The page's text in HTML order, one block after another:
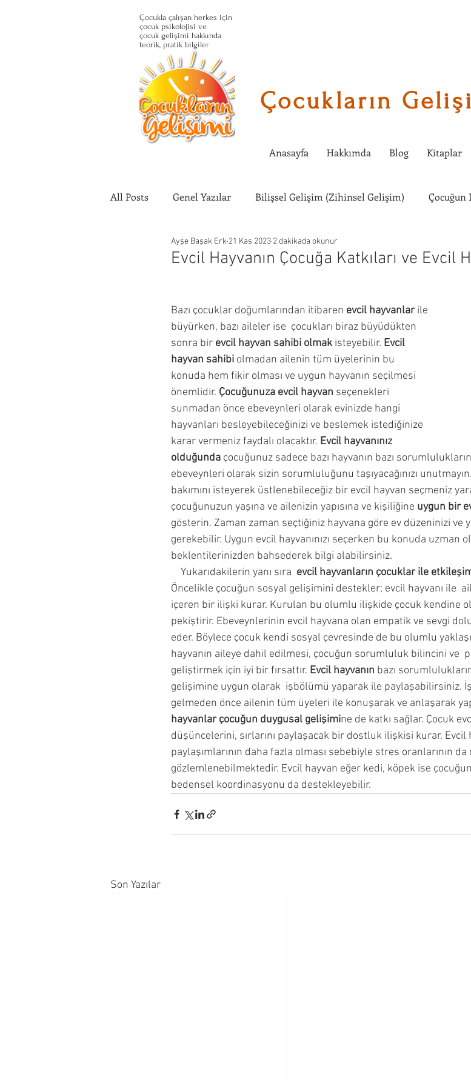
Çocukla çalışan herkes için
çocuk psikolojisi ve
çocuk gelişimi hakkında
teorik, pratik bilgiler
Çocukların
Anasayfa Hakkımda Blog Kitaplar
All Posts Genel Yazılar Bilişsel Gelişim (Zihinsel Gelişim) Çocuğun
Çocuğun Fiziksel Gelişimi Çocuklarda Sosyal Gelişim
Çocuğumla İletişim Kurmak Çocuğuma Nasıl Davranmalıyım?
Ergenlik Dönemi
Evcil Hayvanın Çocuğa Katkıları ve Evcil
Ayşe Başak Erk 21 Kas 2023 2 dakikada okunur
Bazı çocuklar doğumlarından itibaren evcil hayvanlar ile
büyürken, bazı aileler ise  çocukları biraz büyüdükten
sonra bir evcil hayvan sahibi olmak isteyebilir. Evcil
hayvan sahibi olmadan ailenin tüm üyelerinin bu
konuda hem fikir olması ve uygun hayvanın seçilmesi
önemlidir. Çocuğunuza evcil hayvan seçenekleri
sunmadan önce ebeveynleri olarak evinizde hangi
hayvanları besleyebileceğinizi ve beslemek istediğinize
karar vermeniz faydalı olacaktır. Evcil hayvanınız
olduğunda çocuğunuz sadece bazı hayvanın bazı
ebeveynleri olarak sizin sorumluluğunu taşıyacağınızı
bakımını isteyerek üstlenebileceğiz bir evcil hayvan seçmeniz
çocuğunuzun yaşına ve ailenizin yapısına ve kişiliğine uygun bir
gösterin. Zaman zaman seçtiğiniz hayvana göre ev düzeninizi ve
gerekebilir. Uygun evcil hayvanınızı seçerken bu konuda uzman
beklentilerinizden bahsederek bilgi alabilirsiniz.
    Yukarıdakilerin yanı sıra
evcil hayvanların çocuklar ile
Öncelikle çocuğun sosyal gelişimini destekler; evcil hayvanı ile
içeren bir ilişki kurar. Kurulan bu olumlu ilişkide çocuk kendine
pekiştirir. Ebeveynlerinin evcil hayvana olan empatik ve sevgi
eder. Böylece çocuk kendi sosyal çevresinde de bu olumlu
hayvanın aileye dahil edilmesi, çocuğun sorumluluk bilincini ve
geliştirmek için iyi bir fırsattır. Evcil hayvanın bazı
gelişimine uygun olarak  işbölümü yaparak ile paylaşabilirsiniz.
gelmeden önce ailenin tüm üyeleri ile konuşarak ve anlaşarak
hayvanlar çocuğun duygusal gelişimine de katkı sağlar. Çocuk
düşüncelerini, sırlarını paylaşacak bir dostluk ilişkisi kurar. Evcil
paylaşımlarının daha fazla olması sebebiyle stres oranlarının
gözlemlenebilmektedir. Evcil hayvan eğer kedi, köpek ise
bedensel koordinasyonu da destekleyebilir.
Son Yazılar